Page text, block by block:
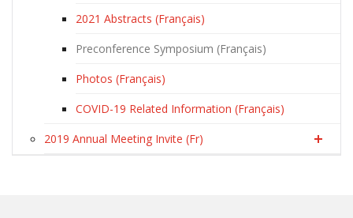
2021 Abstracts (Français)
Preconference Symposium (Français)
Photos (Français)
COVID-19 Related Information (Français)
2019 Annual Meeting Invite (Fr)